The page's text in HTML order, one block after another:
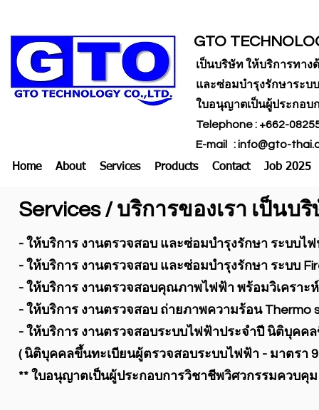
GTO
เป็นบริษัท ให้บริการทาง
และซ่อมบำรุงรักษาระบ
ใบอนุญาตเป็นผู้ประกอบ
Telephone : +662-
E-mail :info@gto-
Home
About Services Products Contact Job 2025
Services / บริการของเรา เป็น
- ให้บริการ งานตรวจสอบ และซ่อมบำรุงรักษา ระบบไ
- ให้บริการ งานตรวจสอบ และซ่อมบำรุงรักษา ระบบ
- ให้บริการ งานตรวจสอบคุณภาพไฟฟ้า พร้อมวิเครา
- ให้บริการ งานตรวจสอบ ถ่ายภาพความร้อน Thermo
- ให้บริการ งานตรวจสอบระบบไฟฟ้าประจำปี นิติบุค
( นิติบุคคลขึ้นทะเบียนผู้ตรวจสอบระบบไฟฟ้า - มาตรา 9
** ใบอนุญาตเป็นผู้ประกอบการวิชาชีพวิศวกรรมควบคุม